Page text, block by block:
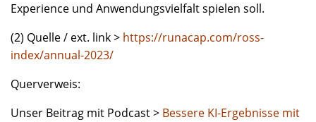
Experience und Anwendungsvielfalt spielen soll.
(2) Quelle / ext. link > https://runacap.com/ross-
index/annual-2023/
Querverweis:
Unser Beitrag mit Podcast > Bessere KI-Ergebnisse mit